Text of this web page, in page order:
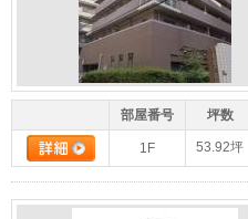
部屋番号 坪数
1F 53.92坪